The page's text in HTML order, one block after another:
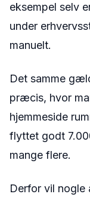
eksempel selv
under
manuelt.
Det samme
præcis, hvor
hjemmeside
flyttet godt
mange flere.
Derfor vil nogle